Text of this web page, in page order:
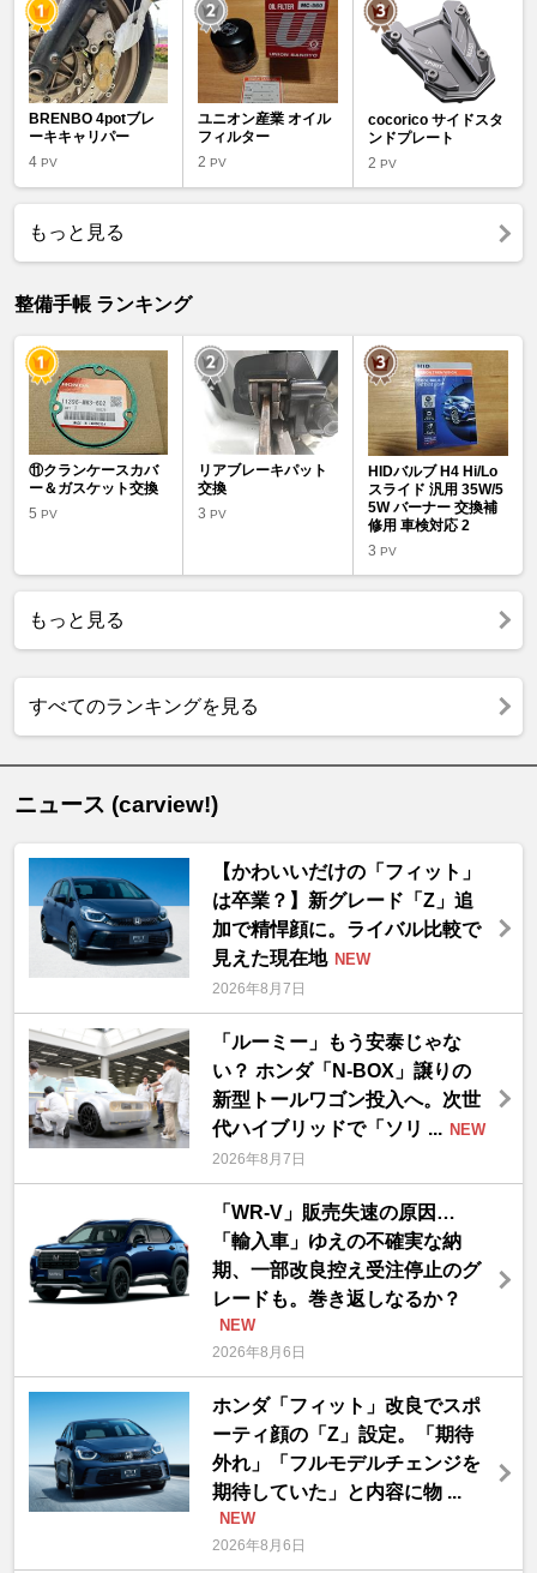
BRENBO 4potブレ
ーキキャリパー
4 PV
ユニオン産業 オイル
フィルター
2PV
cocorico サイドスタ
ンドプレート
2 PV
もっと見る
整備手帳 ランキング
⑪クランケースカバ
ー＆ガスケット交換
5 PV
リアブレーキパット
交換
3PV
HIDバルブ H4 Hi/Lo
スライド 汎用 35W/5
5W バーナー 交換補
修用 車検対応 2
3 PV
もっと見る
すべてのランキングを見る
ニュース (carview!)
【かわいいだけの「フィット」
は卒業？】新グレード「Z」追
加で精悍顔に。ライバル比較で
見えた現在地 NEW
2026年8月7日
「ルーミー」もう安泰じゃな
い？ ホンダ「N-BOX」譲りの
新型トールワゴン投入へ。次世
代ハイブリッドで「ソリ ... NEW
2026年8月7日
「WR-V」販売失速の原因…
「輸入車」ゆえの不確実な納
期、一部改良控え受注停止のグ
レードも。巻き返しなるか？
NEW
2026年8月6日
ホンダ「フィット」改良でスポ
ーティ顔の「Z」設定。「期待
外れ」「フルモデルチェンジを
期待していた」と内容に物 ...
NEW
2026年8月6日